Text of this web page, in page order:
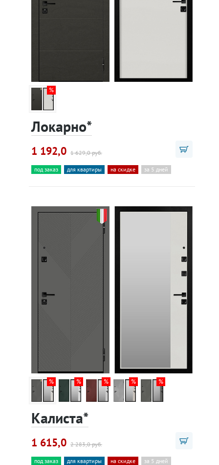
Локарно*
1 192,0 1 629,0 руб.
под заказ для квартиры на скидке за 5 дней
Калиста*
1 615,0 2 283,0 руб.
под заказ для квартиры на скидке
за 5 дней